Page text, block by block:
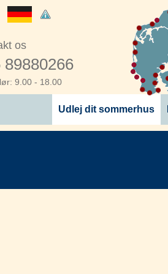
os
89880266
9.00 - 18.00
Udlej dit sommerhus